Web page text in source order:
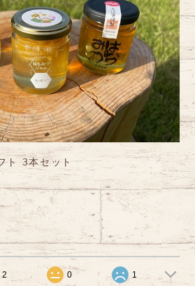
ト 3本セット
2 0 1